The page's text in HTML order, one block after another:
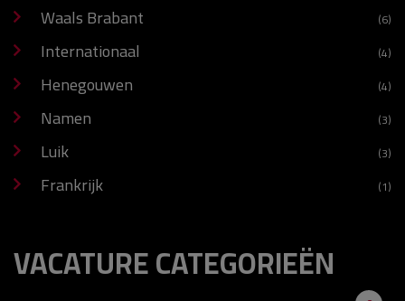
Waals Brabant (6)
Internationaal (4)
Henegouwen (4)
Namen (3)
Luik (3)
Frankrijk (1)
VACATURE CATEGORIEËN